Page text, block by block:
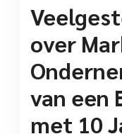
over
van een
met 10